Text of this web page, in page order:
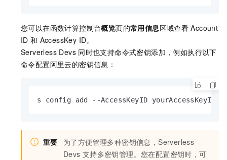
您可以在函数计算控制台概览页的常用信息区域查看 Account
ID 和 AccessKey ID。
Serverless Devs 同时也支持命令式密钥添加，例如执行以下
命令配置阿里云的密钥信息：
s config add --AccessKeyID yourAccessKeyID
重要
为了方便管理多种密钥信息，Serverless
Devs 支持多密钥管理。您在配置密钥时，可